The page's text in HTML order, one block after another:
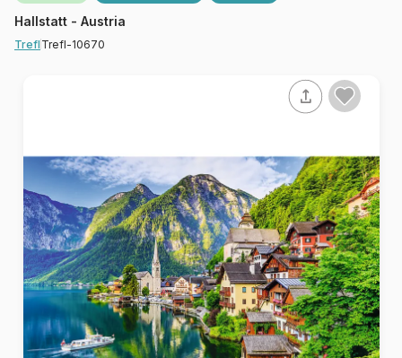
Hallstatt - Austria
Trefl Trefl-10670